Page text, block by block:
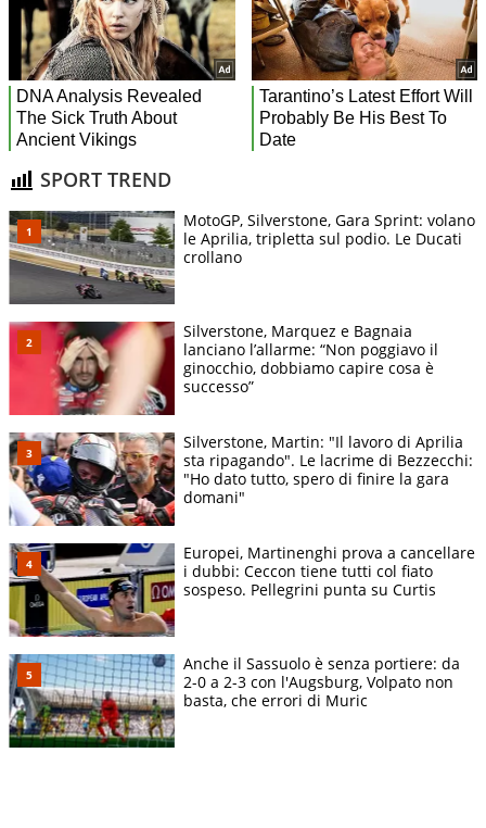
SPORT TREND
MotoGP, Silverstone, Gara Sprint: volano
le Aprilia, tripletta sul podio. Le Ducati
crollano
Silverstone, Marquez e Bagnaia
lanciano l’allarme: “Non poggiavo il
ginocchio, dobbiamo capire cosa è
successo”
Silverstone, Martin: "Il lavoro di Aprilia
sta ripagando". Le lacrime di Bezzecchi:
"Ho dato tutto, spero di finire la gara
domani"
Europei, Martinenghi prova a cancellare
i dubbi: Ceccon tiene tutti col fiato
sospeso. Pellegrini punta su Curtis
Anche il Sassuolo è senza portiere: da
2-0 a 2-3 con l'Augsburg, Volpato non
basta, che errori di Muric